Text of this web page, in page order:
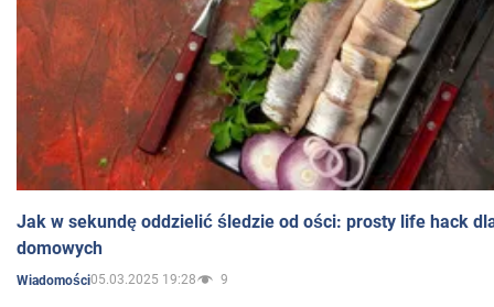
Jak w sekundę oddzielić śledzie od ości: prosty life hack
domowych
Wiadomości05.03.2025 19:28 9